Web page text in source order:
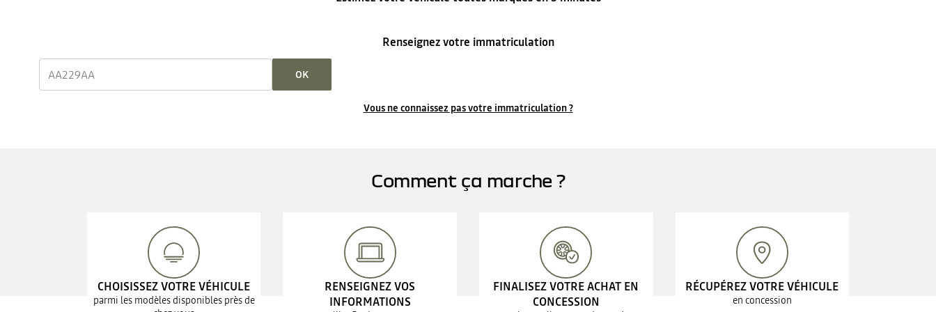
Renseignez votre immatriculation
OK
Vous ne connaissez pas votre immatriculation ?
Comment ça marche ?
CHOISISSEZ VOTRE VÉHICULE
parmi les modèles disponibles près de
RENSEIGNEZ VOS
INFORMATIONS
FINALISEZ VOTRE ACHAT EN
CONCESSION
RÉCUPÉREZ VOTRE VÉHICULE
en concession